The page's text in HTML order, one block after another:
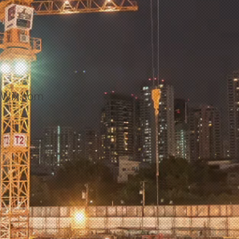
Wix.com